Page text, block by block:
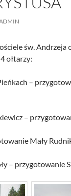
św. Andrzeja
ołtarzy:
–
–
Mały
– przygotowanie